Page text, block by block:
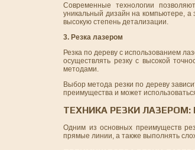
Современные технологии
уникальный дизайн на компьютере, а
высокую степень детализации.
3. Резка лазером
Резка по дереву с использованием
осуществлять резку с высокой
методами.
Выбор метода резки по дереву
преимущества и может
ТЕХНИКА РЕЗКИ
Одним из основных преимуществ
прямые линии, а также выполнять